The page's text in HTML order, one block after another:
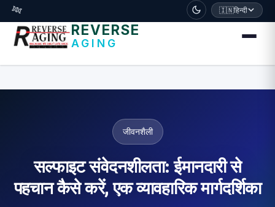
דלג לתוכן הראשי
🧬 🇮🇳हिन्दी
REVERSE
AGING
जीवनशैली
सल्फाइट संवेदनशीलता: ईमानदारी से
पहचान कैसे करें, एक व्यावहारिक मार्गदर्शिका